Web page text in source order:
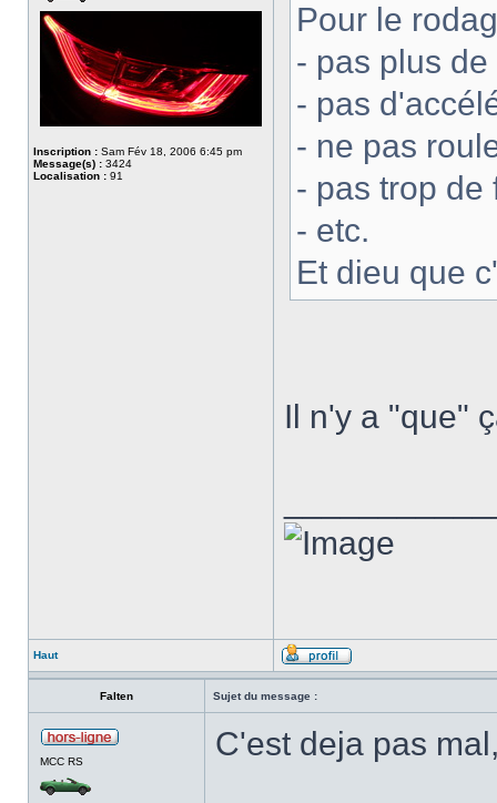
Inscription : Sam Fév 18, 2006 6:45 pm
Message(s) : 3424
Localisation : 91
Pour le
- pas plus
- pas
- ne pas
- pas trop de
- etc.
Et dieu que
Il n'y a "que"
Haut
Falten Sujet du message :
MCC RS C'est deja pas